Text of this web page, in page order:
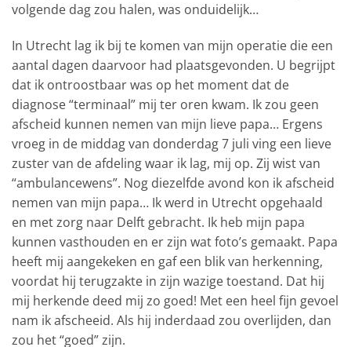
volgende dag zou halen, was onduidelijk…
In Utrecht lag ik bij te komen van mijn operatie die een
aantal dagen daarvoor had plaatsgevonden. U begrijpt
dat ik ontroostbaar was op het moment dat de
diagnose “terminaal” mij ter oren kwam. Ik zou geen
afscheid kunnen nemen van mijn lieve papa… Ergens
vroeg in de middag van donderdag 7 juli ving een lieve
zuster van de afdeling waar ik lag, mij op. Zij wist van
“ambulancewens”. Nog diezelfde avond kon ik afscheid
nemen van mijn papa… Ik werd in Utrecht opgehaald
en met zorg naar Delft gebracht. Ik heb mijn papa
kunnen vasthouden en er zijn wat foto’s gemaakt. Papa
heeft mij aangekeken en gaf een blik van herkenning,
voordat hij terugzakte in zijn wazige toestand. Dat hij
mij herkende deed mij zo goed! Met een heel fijn gevoel
nam ik afscheeid. Als hij inderdaad zou overlijden, dan
zou het “goed” zijn.